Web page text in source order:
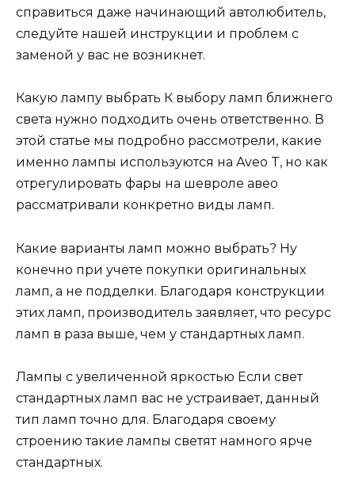
справиться даже начинающий автолюбитель,
следуйте нашей инструкции и проблем с
заменой у вас не возникнет.
Какую лампу выбрать К выбору ламп ближнего
света нужно подходить очень ответственно. В
этой статье мы подробно рассмотрели, какие
именно лампы используются на Aveo T, но как
отрегулировать фары на шевроле авео
рассматривали конкретно виды ламп.
Какие варианты ламп можно выбрать? Ну
конечно при учете покупки оригинальных
ламп, а не подделки. Благодаря конструкции
этих ламп, производитель заявляет, что ресурс
ламп в раза выше, чем у стандартных ламп.
Лампы с увеличенной яркостью Если свет
стандартных ламп вас не устраивает, данный
тип ламп точно для. Благодаря своему
строению такие лампы светят намного ярче
стандартных.